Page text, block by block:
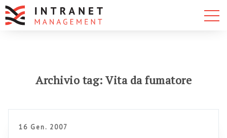
Archivio tag: Vita da fumatore
16 Gen. 2007